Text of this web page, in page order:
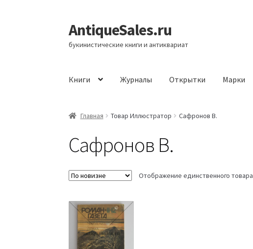
Перейти
к
навигации
Перейти
к
содержимому
AntiqueSales.ru
букинистические книги и антиквариат
Книги Журналы Открытки Марки
ГлавнаяГлавная Товар Иллюстратор Сафронов В.
Сафронов В.
Отображение единственного товара